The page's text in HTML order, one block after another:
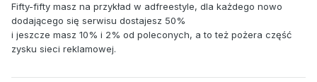
Fifty-fifty masz na przykład w adfreestyle, dla każdego nowo
dodającego się serwisu dostajesz 50%
i jeszcze masz 10% i 2% od poleconych, a to też pożera część
zysku sieci reklamowej.